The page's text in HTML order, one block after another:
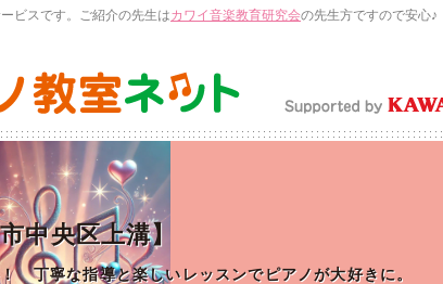
ビスです。ご紹介の先生はカワイ音楽教育研究会の先生方ですので安心♪
中央区上溝】
丁寧な指導と楽しいレッスンでピアノが大好きに。